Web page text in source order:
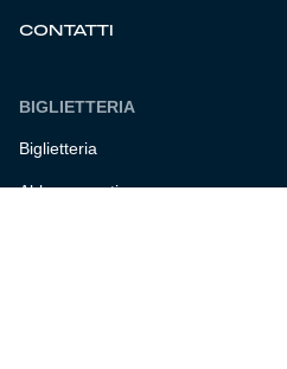
CONTATTI
BIGLIETTERIA
Biglietteria
Abbonamenti